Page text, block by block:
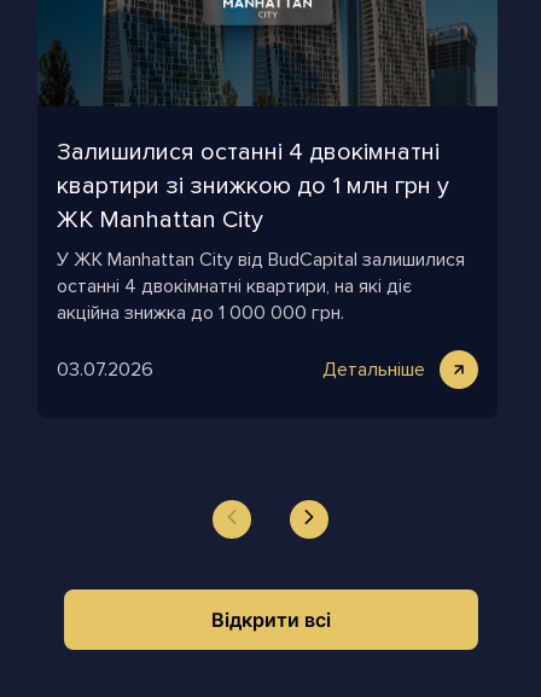
Залишилися останні 4 двокімнатні
квартири зі знижкою до 1 млн грн у
ЖК Manhattan City
У ЖК Manhattan City від BudCapital залишилися
останні 4 двокімнатні квартири, на які діє
акційна знижка до 1 000 000 грн.
03.07.2026 Детальніше
Відкрити всі